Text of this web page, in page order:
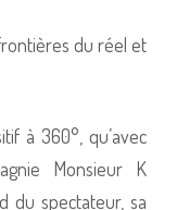
du réel et
à 360°, qu’avec
Monsieur K
du spectateur, sa